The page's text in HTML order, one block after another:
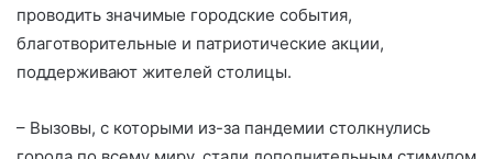
проводить значимые городские события,
благотворительные и патриотические акции,
поддерживают жителей столицы.
– Вызовы, с которыми из-за пандемии столкнулись